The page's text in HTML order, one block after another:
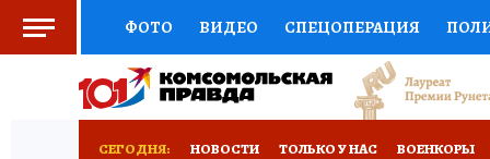
ФОТО ВИДЕО СПЕЦОПЕРАЦИЯ
СОЦПОДДЕРЖКА НАУКА СПОРТ
СЕГОДНЯ: НОВОСТИ ТОЛЬКО У НАС ВОЕНКОРЫ